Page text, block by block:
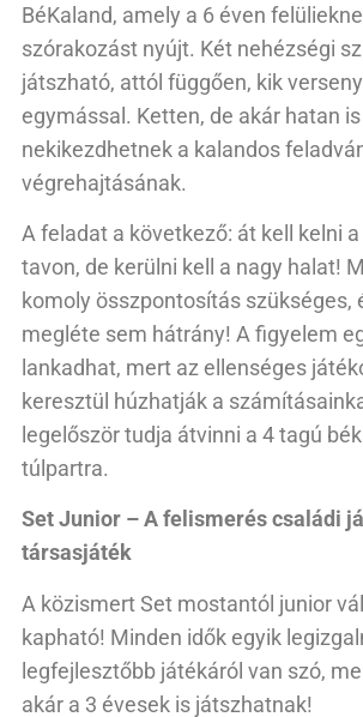
BéKaland, amely a 6 éven
szórakozást nyújt. Két nehézségi
játszható, attól függően, kik
egymással. Ketten, de akár hatan is
nekikezdhetnek a kalandos
végrehajtásának.
A feladat a következő: át kell kelni
tavon, de kerülni kell a nagy halat!
komoly összpontosítás szükséges,
megléte sem hátrány! A figyelem
lankadhat, mert az ellenséges
keresztül húzhatják a
legelőször tudja átvinni a 4 tagú
túlpartra.
Set Junior – A felismerés családi
társasjáték
A közismert Set mostantól junior
kapható! Minden idők egyik
legfejlesztőbb játékáról van szó,
akár a 3 évesek is játszhatnak!